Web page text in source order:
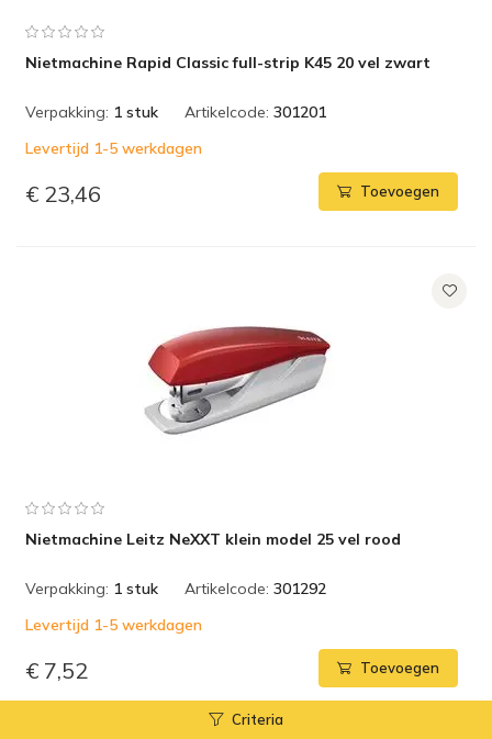
Nietmachine Rapid Classic full-strip K45 20 vel zwart
Verpakking: 1 stuk Artikelcode: 301201
Levertijd 1-5 werkdagen
€ 23,46 Toevoegen
Nietmachine Leitz NeXXT klein model 25 vel rood
Verpakking: 1 stuk Artikelcode: 301292
Levertijd 1-5 werkdagen
€ 7,52 Toevoegen
Criteria